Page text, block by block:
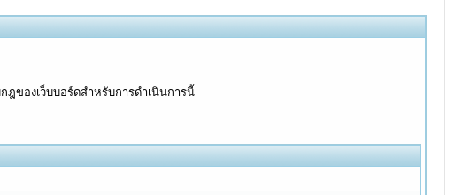
องเว็บบอร์ดสำหรับการดำเนินการนี้